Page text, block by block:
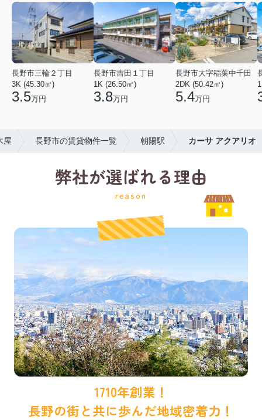
長野市三輪２丁目
3K (45.30㎡)
3.5万円
長野市吉田１丁目
1K (26.50㎡)
3.8万円
長野市大字稲葉中千田
2DK (50.42㎡)
5.4万円
屋 長野市の賃貸物件一覧 朝陽駅 カーサ アクアリオ
弊社が選ばれる理由
reason
1710年創業！
長野の街と共に歩んだ地域密着力！